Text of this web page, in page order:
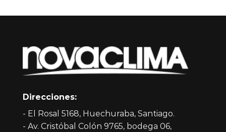
Direcciones:
- El Rosal 5168, Huechuraba, Santiago.
- Av. Cristóbal Colón 9765, bodega 06,